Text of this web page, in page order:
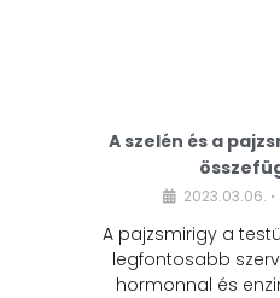
A szelén és a
2023.03.06. •
A pajzsmirigy a
legfontosabb
hormonnal és